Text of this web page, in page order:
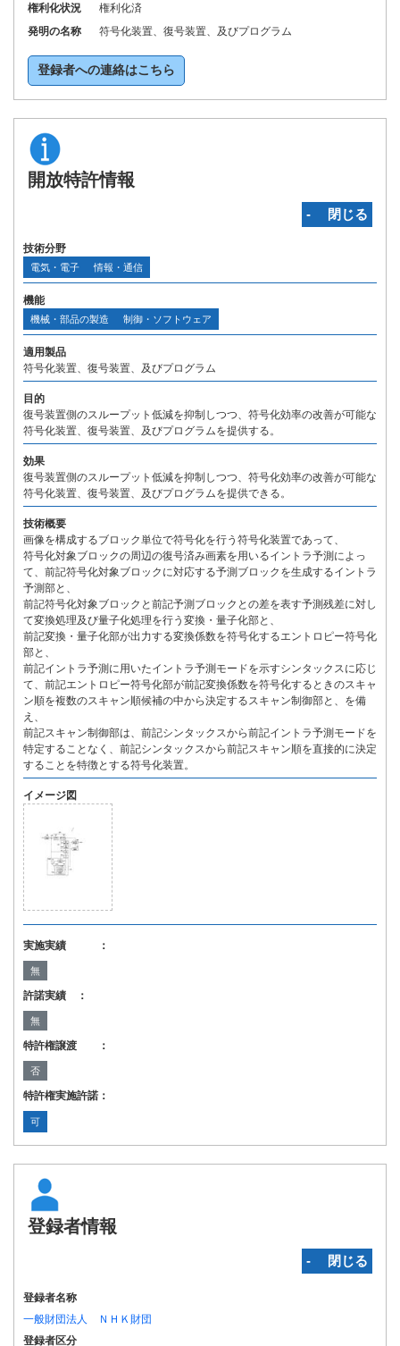
権利化状況
権利化済
発明の名称
符号化装置、復号装置、及びプログラム
登録者への連絡はこちら
開放特許情報
‐ 閉じる
技術分野
電気・電子 情報・通信
機能
機械・部品の製造 制御・ソフトウェア
適用製品
符号化装置、復号装置、及びプログラム
目的
復号装置側のスループット低減を抑制しつつ、符号化効率の改善が可能な
符号化装置、復号装置、及びプログラムを提供する。
効果
復号装置側のスループット低減を抑制しつつ、符号化効率の改善が可能な
符号化装置、復号装置、及びプログラムを提供できる。
技術概要
画像を構成するブロック単位で符号化を行う符号化装置であって、
符号化対象ブロックの周辺の復号済み画素を用いるイントラ予測によっ
て、前記符号化対象ブロックに対応する予測ブロックを生成するイントラ
予測部と、
前記符号化対象ブロックと前記予測ブロックとの差を表す予測残差に対し
て変換処理及び量子化処理を行う変換・量子化部と、
前記変換・量子化部が出力する変換係数を符号化するエントロピー符号化
部と、
前記イントラ予測に用いたイントラ予測モードを示すシンタックスに応じ
て、前記エントロピー符号化部が前記変換係数を符号化するときのスキャ
ン順を複数のスキャン順候補の中から決定するスキャン制御部と、を備
え、
前記スキャン制御部は、前記シンタックスから前記イントラ予測モードを
特定することなく、前記シンタックスから前記スキャン順を直接的に決定
することを特徴とする符号化装置。
イメージ図
実施実績 ：
無
許諾実績 ：
無
特許権譲渡 ：
否
特許権実施許諾：
可
登録者情報
‐ 閉じる
登録者名称
一般財団法人 ＮＨＫ財団
登録者区分